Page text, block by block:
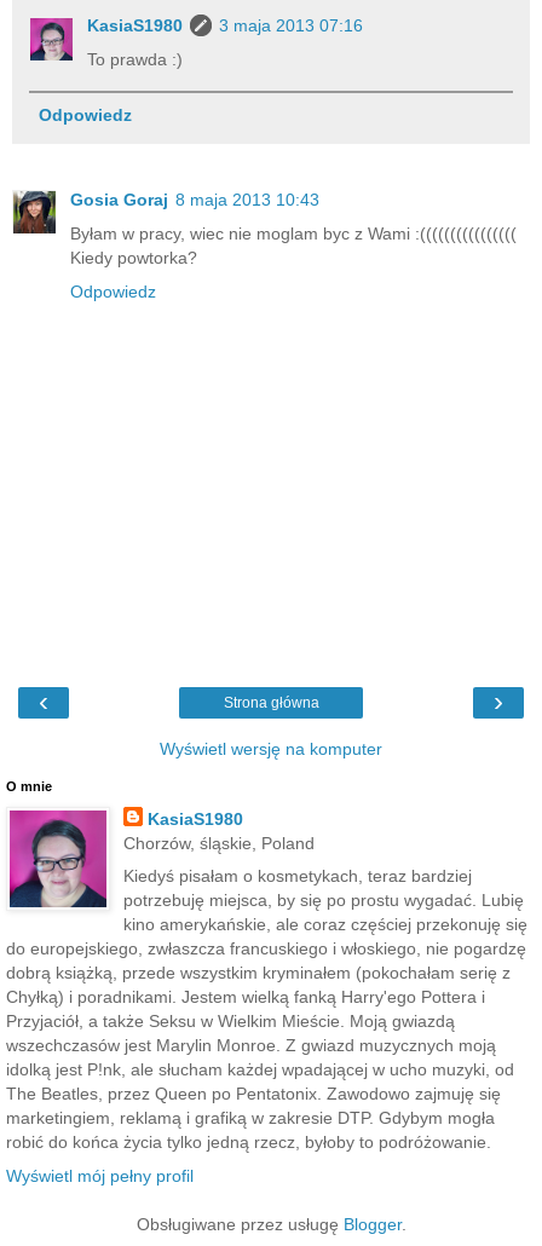
KasiaS1980
3 maja 2013 07:16
To prawda :)
Odpowiedz
Gosia Goraj 8 maja 2013 10:43
Byłam w pracy, wiec nie moglam byc z Wami :((((((((((((((((
Kiedy powtorka?
Odpowiedz
‹ ›
Strona główna
Wyświetl wersję na komputer
O mnie
KasiaS1980
Chorzów, śląskie, Poland
Kiedyś pisałam o kosmetykach, teraz bardziej
potrzebuję miejsca, by się po prostu wygadać. Lubię
kino amerykańskie, ale coraz częściej przekonuję się
do europejskiego, zwłaszcza francuskiego i włoskiego, nie pogardzę
dobrą książką, przede wszystkim kryminałem (pokochałam serię z
Chyłką) i poradnikami. Jestem wielką fanką Harry'ego Pottera i
Przyjaciół, a także Seksu w Wielkim Mieście. Moją gwiazdą
wszechczasów jest Marylin Monroe. Z gwiazd muzycznych moją
idolką jest P!nk, ale słucham każdej wpadającej w ucho muzyki, od
The Beatles, przez Queen po Pentatonix. Zawodowo zajmuję się
marketingiem, reklamą i grafiką w zakresie DTP. Gdybym mogła
robić do końca życia tylko jedną rzecz, byłoby to podróżowanie.
Wyświetl mój pełny profil
Obsługiwane przez usługę Blogger.